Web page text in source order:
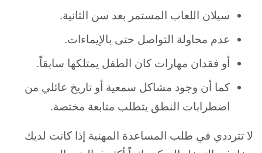
سيلان اللعاب المستمر بعد سن الثانية.
عدم محاولة التواصل حتى بالإيماءات.
أو فقدان مهارات كان الطفل يمتلكها سابقاً.
كما أن وجود مشاكل سمعية أو تاريخ عائلي من
اضطرابات النطق يتطلب متابعة مختصة.
لا تترددي في طلب المساعدة المهنية إذا كانت لديك